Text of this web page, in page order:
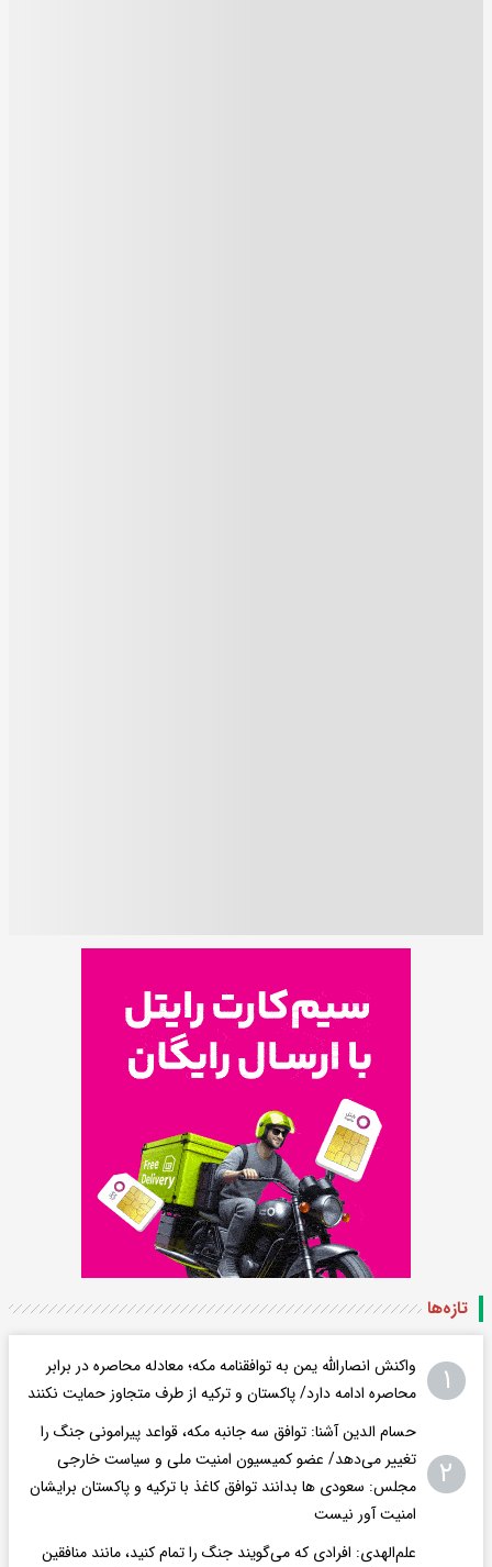
تازه‌ها
۱
واکنش انصارالله یمن به توافقنامه مکه؛ معادله محاصره در برابر
محاصره ادامه دارد/ پاکستان و ترکیه از طرف متجاوز حمایت نکنند
۲
حسام الدین آشنا: توافق سه جانبه مکه، قواعد پیرامونی جنگ را
تغییر می‌دهد/ عضو کمیسیون امنیت ملی و سیاست خارجی
مجلس: سعودی ها بدانند توافق کاغذ با ترکیه و پاکستان برایشان
امنیت آور نیست
علم‌الهدی: افرادی که می‌گویند جنگ را تمام کنید، مانند منافقین